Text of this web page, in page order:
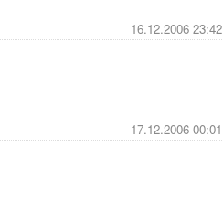
16.12.2006 23:42
17.12.2006 00:01